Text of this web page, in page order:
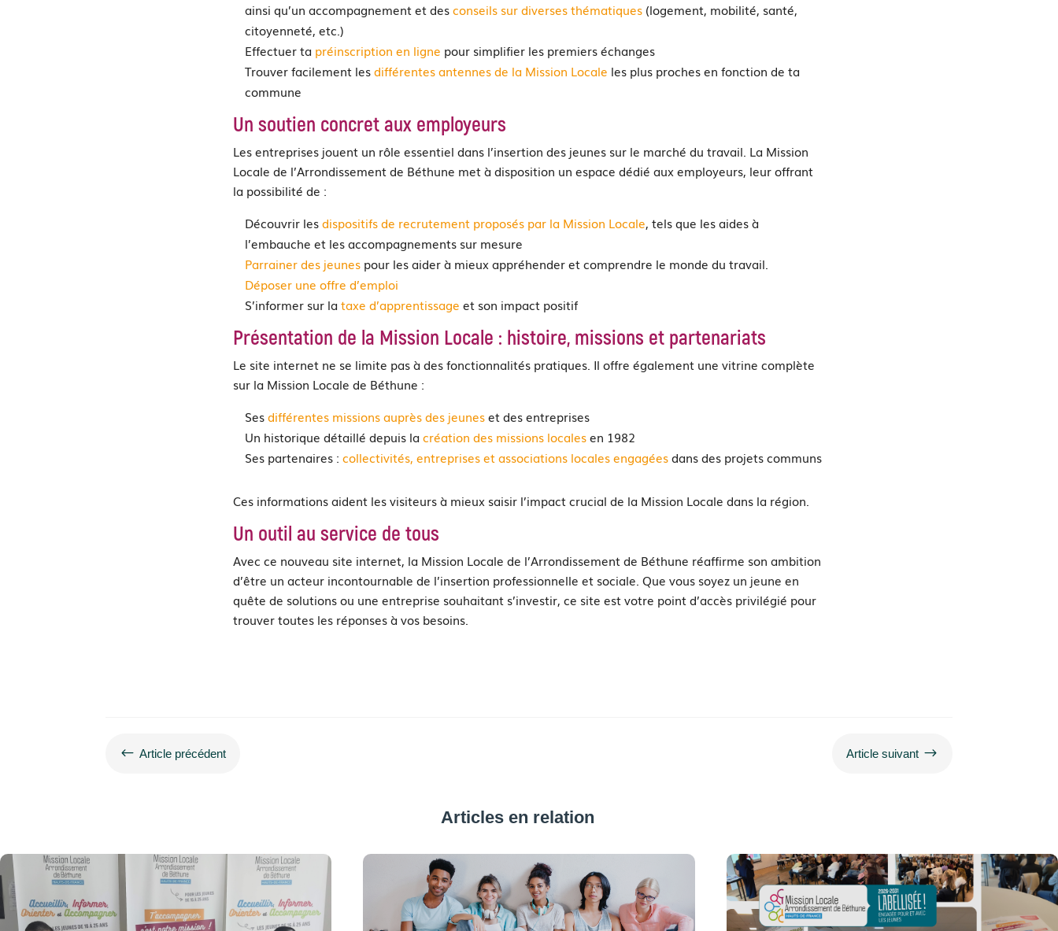
ainsi qu’un accompagnement et desconseils sur diverses thématiques(logement, mobilité, santé,
citoyenneté, etc.)
Effectuer ta préinscription en ligne pour simplifier les premiers échanges
Trouver facilement lesdifférentes antennes de la Mission Locale les plus proches en fonction de ta
commune
Un soutien concret aux employeurs
Les entreprises jouent un rôle essentiel dans l’insertion des jeunes sur le marché du travail. La Mission
Locale de l’Arrondissement de Béthune met à disposition un espace dédié aux employeurs, leur offrant
la possibilité de :
Découvrir lesdispositifs de recrutement proposés par la Mission Locale, tels que les aides à
l’embauche et les accompagnements sur mesure
Parrainer des jeunespour les aider à mieux appréhender et comprendre le monde du travail.
Déposer une offre d’emploi
S’informer sur la taxe d’apprentissage et son impact positif
Présentation de la Mission Locale : histoire, missions et partenariats
Le site internet ne se limite pas à des fonctionnalités pratiques. Il offre également une vitrine complète
sur la Mission Locale de Béthune :
Sesdifférentes missions auprès des jeuneset des entreprises
Un historique détaillé depuis la création des missions localesen 1982
Ses partenaires : collectivités, entreprises et associations locales engagéesdans des projets communs
Ces informations aident les visiteurs à mieux saisir l’impact crucial de la Mission Locale dans la région.
Un outil au service de tous
Avec ce nouveau site internet, la Mission Locale de l’Arrondissement de Béthune réaffirme son ambition
d’être un acteur incontournable de l’insertion professionnelle et sociale. Que vous soyez un jeune en
quête de solutions ou une entreprise souhaitant s’investir, ce site est votre point d’accès privilégié pour
trouver toutes les réponses à vos besoins.
# Article précédent Article suivant $
Articles en relation